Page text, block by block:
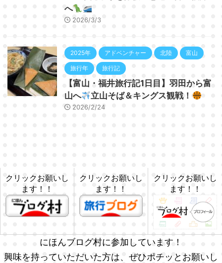
へ
2026/3/3
2025年 アドベンチャー 北陸 富山
旅行年 旅行記
【富山・福井旅行記1日目】羽田から富
山へ
立山そば＆キングス観戦！
2026/2/24
クリックお願いし
ます！！
クリックお願いし
ます！！
クリックお願いし
ます！！
にほんブログ村に参加しています！
興味を持っていただいた方は、ぜひポチッとお願いし